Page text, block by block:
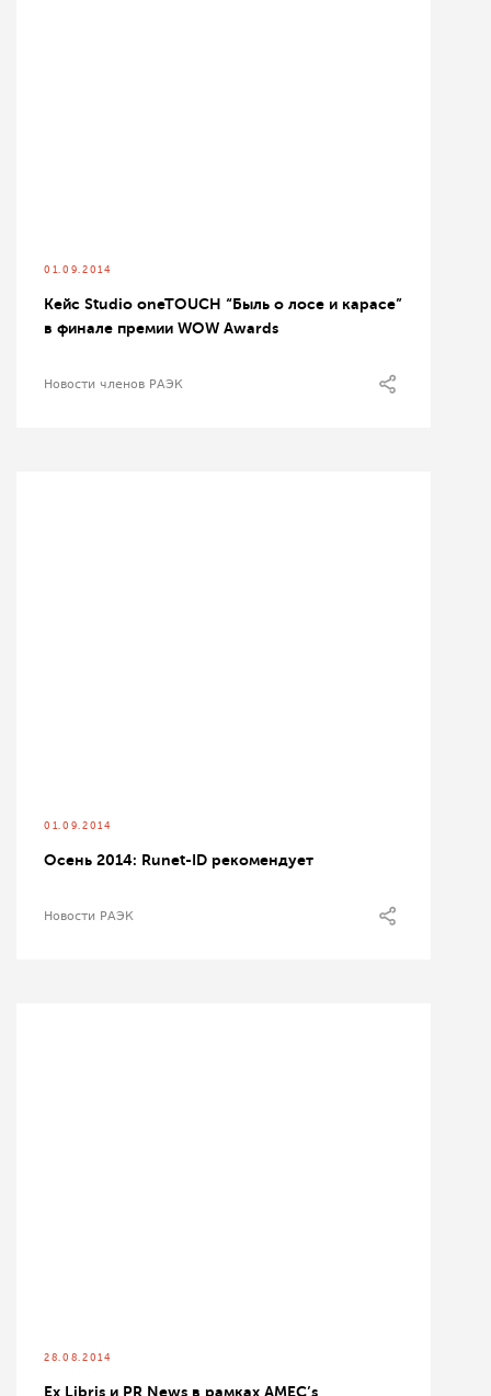
01.09.2014
Кейс Studio oneTOUCH “Быль о лосе и карасе”
в финале премии WOW Awards
Новости членов РАЭК
01.09.2014
Осень 2014: Runet-ID рекомендует
Новости РАЭК
28.08.2014
Ex Libris и PR News в рамках АМЕС’s